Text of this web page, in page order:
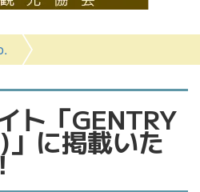
ト「GENTRY
に掲載いた